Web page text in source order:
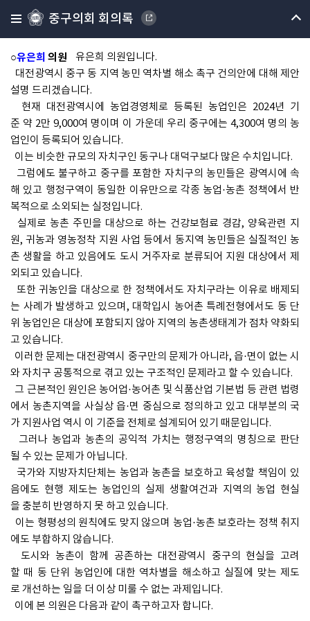
중구의회 회의록
별 해소 촉구 건의안을 상정합니다.
본 안건을 발의하신 유은희 의원님 나오셔서 건의안에 대한 제안설
명하여 주시기 바랍니다.
○유은희 의원 유은희 의원입니다.
대전광역시 중구 동 지역 농민 역차별 해소 촉구 건의안에 대해 제안
설명 드리겠습니다.
현재 대전광역시에 농업경영체로 등록된 농업인은 2024년 기
준 약 2만 9,000여 명이며 이 가운데 우리 중구에는 4,300여 명의 농
업인이 등록되어 있습니다.
이는 비슷한 규모의 자치구인 동구나 대덕구보다 많은 수치입니다.
그럼에도 불구하고 중구를 포함한 자치구의 농민들은 광역시에 속
해 있고 행정구역이 동일한 이유만으로 각종 농업·농촌 정책에서 반
복적으로 소외되는 실정입니다.
실제로 농촌 주민을 대상으로 하는 건강보험료 경감, 양육관련 지
원, 귀농과 영농정착 지원 사업 등에서 동지역 농민들은 실질적인 농
촌 생활을 하고 있음에도 도시 거주자로 분류되어 지원 대상에서 제
외되고 있습니다.
또한 귀농인을 대상으로 한 정책에서도 자치구라는 이유로 배제되
는 사례가 발생하고 있으며, 대학입시 농어촌 특례전형에서도 동 단
위 농업인은 대상에 포함되지 않아 지역의 농촌생태계가 점차 약화되
고 있습니다.
이러한 문제는 대전광역시 중구만의 문제가 아니라, 읍·면이 없는 시
와 자치구 공통적으로 겪고 있는 구조적인 문제라고 할 수 있습니다.
그 근본적인 원인은 농어업·농어촌 및 식품산업 기본법 등 관련 법령
에서 농촌지역을 사실상 읍·면 중심으로 정의하고 있고 대부분의 국
가 지원사업 역시 이 기준을 전체로 설계되어 있기 때문입니다.
그러나 농업과 농촌의 공익적 가치는 행정구역의 명칭으로 판단
될 수 있는 문제가 아닙니다.
국가와 지방자치단체는 농업과 농촌을 보호하고 육성할 책임이 있
음에도 현행 제도는 농업인의 실제 생활여건과 지역의 농업 현실
을 충분히 반영하지 못 하고 있습니다.
이는 형평성의 원칙에도 맞지 않으며 농업·농촌 보호라는 정책 취지
에도 부합하지 않습니다.
도시와 농촌이 함께 공존하는 대전광역시 중구의 현실을 고려
할 때 동 단위 농업인에 대한 역차별을 해소하고 실질에 맞는 제도
로 개선하는 일을 더 이상 미룰 수 없는 과제입니다.
이에 본 의원은 다음과 같이 촉구하고자 합니다.